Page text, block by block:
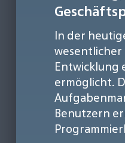
In der
wesentlicher
Entwicklung
ermöglicht.
Benutzern